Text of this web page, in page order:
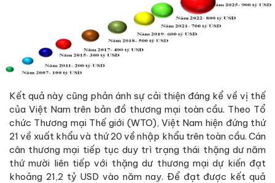
Kết quả này cũng phản ánh sự cải thiện đáng kể về vị thế
của Việt Nam trên bản đồ thương mại toàn cầu. Theo Tổ
chức Thương mại Thế giới (WTO), Việt Nam hiện đứng thứ
21 về xuất khẩu và thứ 20 về nhập khẩu trên toàn cầu. Cán
cân thương mại tiếp tục duy trì trạng thái thặng dư năm
thứ mười liên tiếp với thặng dư thương mại dự kiến đạt
khoảng 21,2 tỷ USD vào năm nay. Để đạt được kết quả